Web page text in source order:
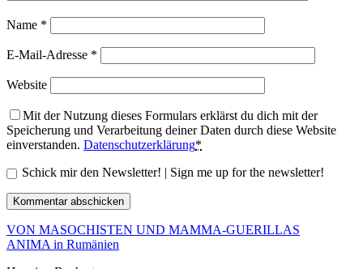
Name *
E-Mail-Adresse *
Website
Mit der Nutzung dieses Formulars erklärst du dich mit der
Speicherung und Verarbeitung deiner Daten durch diese Website
einverstanden. Datenschutzerklärung*
Schick mir den Newsletter! | Sign me up for the newsletter!
VON MASOCHISTEN UND MAMMA-GUERILLAS
ANIMA in Rumänien